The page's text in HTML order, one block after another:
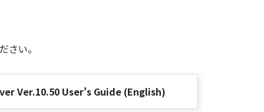
さい。
Ver.10.50 User's Guide (English)